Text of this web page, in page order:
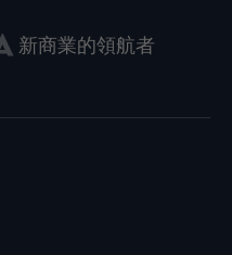
新商業的領航者